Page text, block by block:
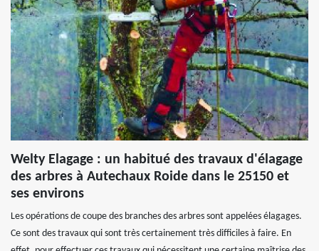
Welty Elagage : un habitué des travaux d'élagage
des arbres à Autechaux Roide dans le 25150 et
ses environs
Les opérations de coupe des branches des arbres sont appelées élagages.
Ce sont des travaux qui sont très certainement très difficiles à faire. En